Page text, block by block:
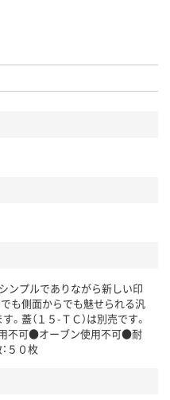
ンプルでありながら新しい印
も側面からでも魅せられる汎
蓋（１５-ＴＣ）は別売です。
不可●オーブン使用不可●耐
５０枚